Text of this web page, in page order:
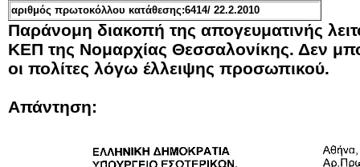
αριθμός πρωτοκόλλου κατάθεσης:6414/ 22.2.2010
Παράνομη διακοπή της απογευματινής
ΚΕΠ της Νομαρχίας Θεσσαλονίκης. Δεν
οι πολίτες λόγω έλλειψης προσωπικού.
Απάντηση: